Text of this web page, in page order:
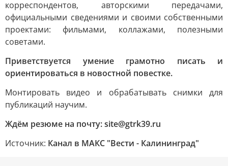
корреспондентов, авторскими передачами,
официальными сведениями и своими собственными
проектами: фильмами, коллажами, полезными
советами.
Приветствуется умение грамотно писать и
ориентироваться в новостной повестке.
Монтировать видео и обрабатывать снимки для
публикаций научим.
Ждём резюме на почту: site@gtrk39.ru
Источник: Канал в МАКС "Вести - Калининград"